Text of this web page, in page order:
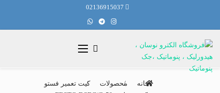
02136915037
خانه محصولات
کیت تعمیر فستو